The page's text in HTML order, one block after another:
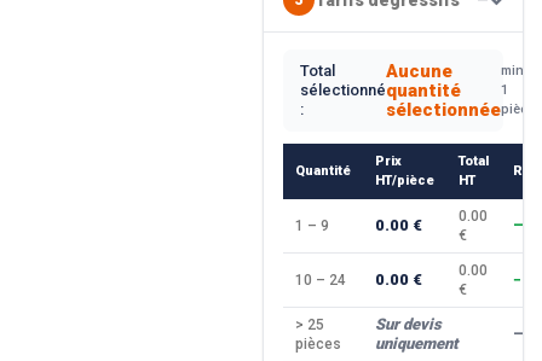
Total
sélectionné
:
Aucune
quantité
sélectionnée
min.
1
pièce
Quantité
Prix
HT/pièce
Total
HT
1 – 9 0.00 €
0.00
€
—
10 – 24 0.00 €
0.00
€
> 25
pièces
Sur devis
uniquement
—